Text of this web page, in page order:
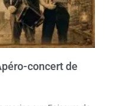
concert de